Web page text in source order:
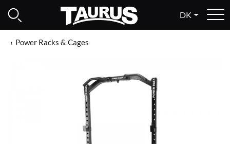
DK
Power Racks & Cages